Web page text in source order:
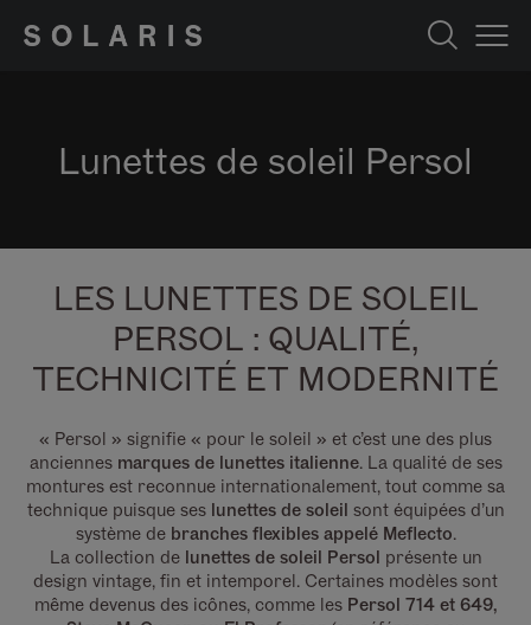
Lunettes de soleil Persol
LES LUNETTES DE SOLEIL
PERSOL : QUALITÉ,
TECHNICITÉ ET MODERNITÉ
« Persol » signifie « pour le soleil » et c’est une des plus
anciennes marques de lunettes italienne. La qualité de ses
montures est reconnue internationalement, tout comme sa
technique puisque ses lunettes de soleil sont équipées d’un
système de branches flexibles appelé Meflecto.
La collection de lunettes de soleil Persol présente un
design vintage, fin et intemporel. Certaines modèles sont
même devenus des icônes, comme les Persol 714 et 649,